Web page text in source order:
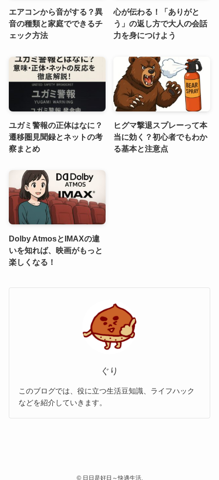
エアコンから音がする？異
音の種類と家庭でできるチ
ェック方法
心が伝わる！「ありがと
う」の返し方で大人の会話
力を身につけよう
ユガミ警報の正体はなに？
遷移圏見聞録とネットの考
察まとめ
ヒグマ撃退スプレーって本
当に効く？初心者でもわか
る基本と注意点
Dolby AtmosとIMAXの違
いを知れば、映画がもっと
楽しくなる！
ぐり
このブログでは、役に立つ生活豆知識、ライフハック
などを紹介していきます。
©日日是好日～快適生活.